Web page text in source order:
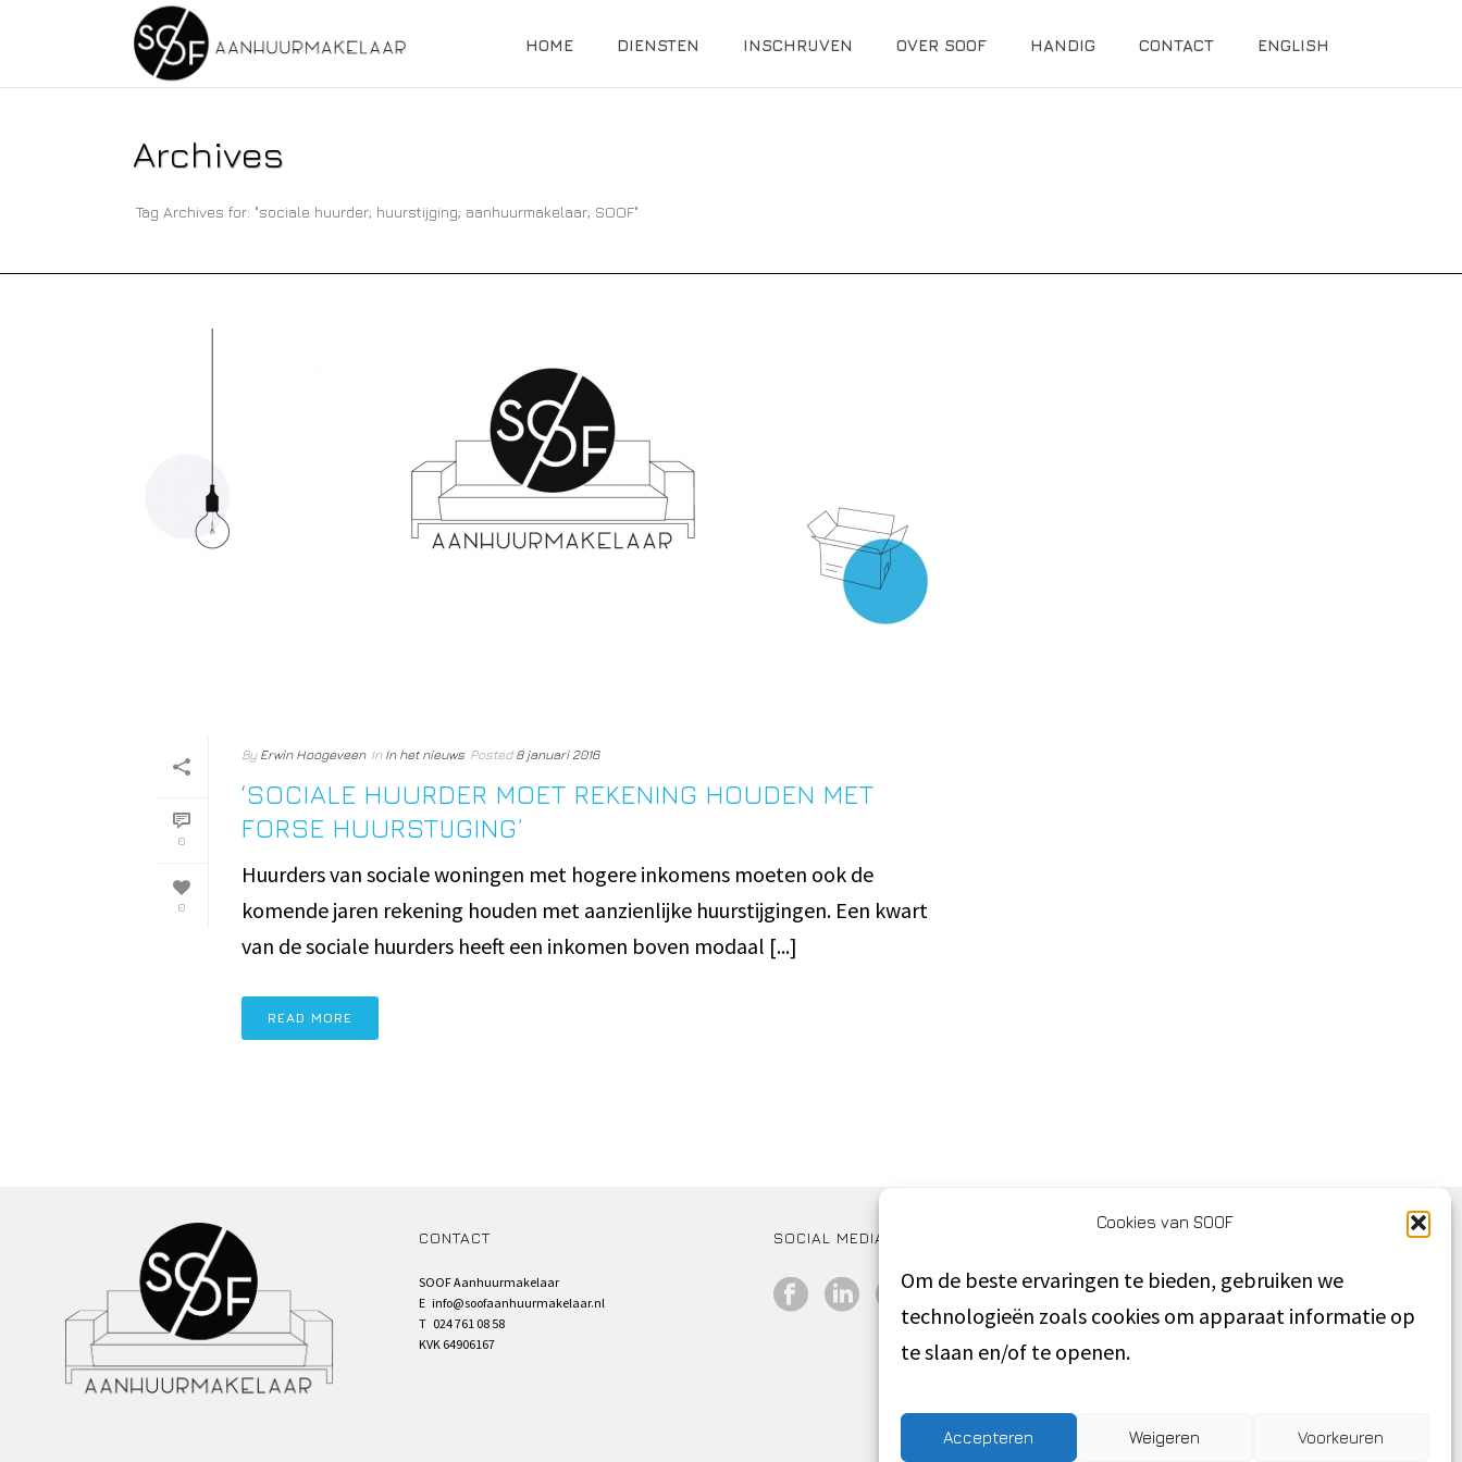
Cookies van SOOF
Om de beste ervaringen te bieden, gebruiken we
technologieën zoals cookies om apparaat informatie op
te slaan en/of te openen.
Accepteren Weigeren Voorkeuren
HOME DIENSTEN INSCHRIJVEN OVER SOOF HANDIG CONTACT ENGLISH
Archives
Tag Archives for: "sociale huurder; huurstijging; aanhuurmakelaar; SOOF"
0
0
By Erwin Hoogeveen In In het nieuws Posted 8 januari 2016
‘SOCIALE HUURDER MOET REKENING HOUDEN MET
FORSE HUURSTIJGING’
Huurders van sociale woningen met hogere inkomens moeten ook de
komende jaren rekening houden met aanzienlijke huurstijgingen. Een kwart
van de sociale huurders heeft een inkomen boven modaal [...]
READ MORE
CONTACT
SOOF Aanhuurmakelaar
E info@soofaanhuurmakelaar.nl
T 024 761 08 58
KVK 64906167
SOCIAL MEDIA
Privacyverklaring
Disclaimer
Algemene voorwaarden
SOOF Verhuurmakelaar